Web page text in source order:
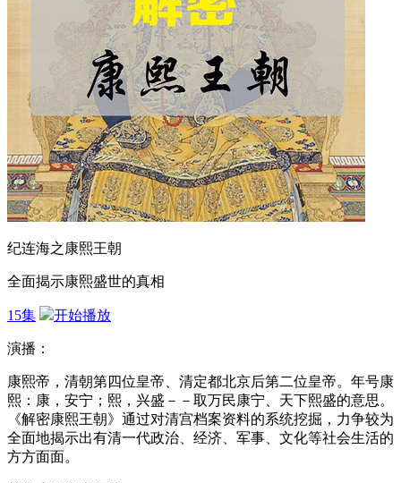
纪连海之康熙王朝
全面揭示康熙盛世的真相
15集 开始播放
演播：
康熙帝，清朝第四位皇帝、清定都北京后第二位皇帝。年号康
熙：康，安宁；熙，兴盛－－取万民康宁、天下熙盛的意思。
《解密康熙王朝》通过对清宫档案资料的系统挖掘，力争较为
全面地揭示出有清一代政治、经济、军事、文化等社会生活的
方方面面。